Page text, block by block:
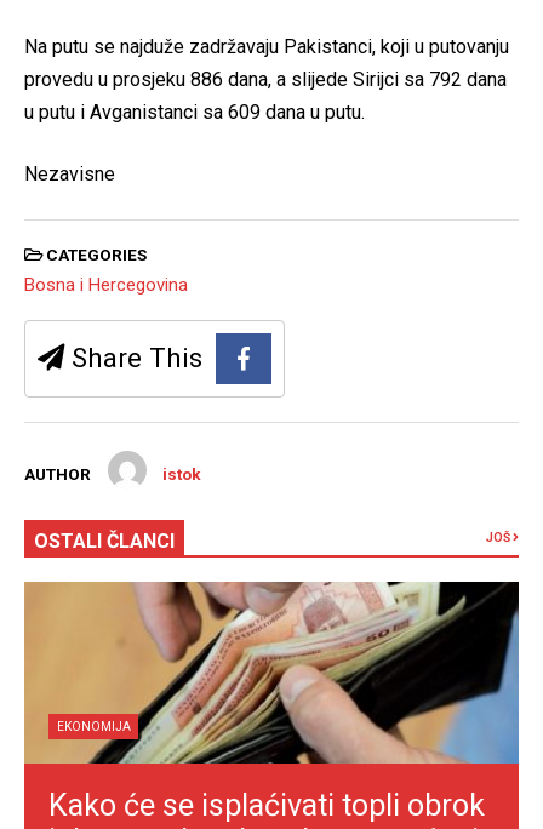
Na putu se najduže zadržavaju Pakistanci, koji u putovanju
provedu u prosjeku 886 dana, a slijede Sirijci sa 792 dana
u putu i Avganistanci sa 609 dana u putu.
Nezavisne
CATEGORIES
Bosna i Hercegovina
Share This
AUTHOR istok
OSTALI ČLANCI JOŠ
EKONOMIJA
Kako će se isplaćivati topli obrok